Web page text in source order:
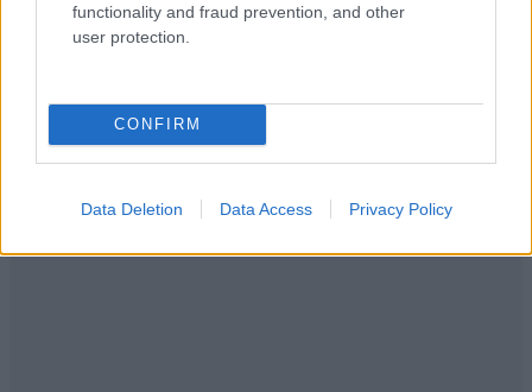
functionality and fraud prevention, and other
user protection.
CONFIRM
Data Deletion Data Access Privacy Policy
Να μην φάτε ξανά όσπρια αργά μεγαλειότατε.
Χρίστος Κούγιας – Η αυστηρή ανακοίνωση για
την προσωπική του ζωή: «Δεν αποτελεί
αντικείμενο δημόσιας συζήτησης»